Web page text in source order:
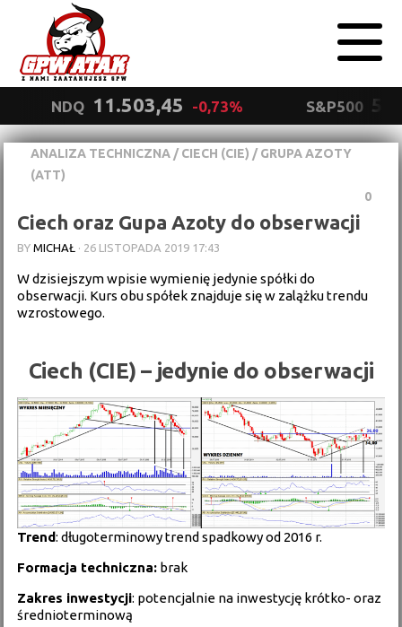
NDQ 11.503,45 -0,73% S&P500
ANALIZA TECHNICZNA / CIECH (CIE) / GRUPA AZOTY
(ATT)
0
Ciech oraz Gupa Azoty do obserwacji
BYMICHAŁ · 26 LISTOPADA 2019 17:43
W dzisiejszym wpisie wymienię jedynie spółki do
obserwacji. Kurs obu spółek znajduje się w zalążku trendu
wzrostowego.
Ciech (CIE) – jedynie do obserwacji
Trend: długoterminowy trend spadkowy od 2016 r.
Formacja techniczna: brak
Zakres inwestycji: potencjalnie na inwestycję krótko- oraz
średnioterminową
Polityka
prywatności